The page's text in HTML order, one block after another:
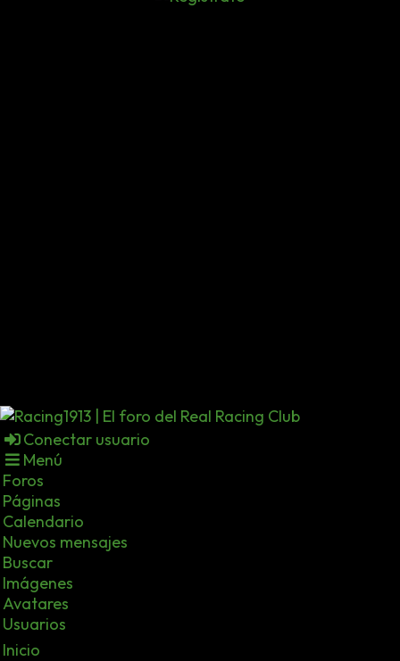
Conectar usuario
Menú
Foros
Páginas
Calendario
Nuevos mensajes
Buscar
Imágenes
Avatares
Usuarios
Inicio